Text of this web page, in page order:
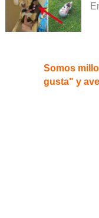
Somos
gusta" y